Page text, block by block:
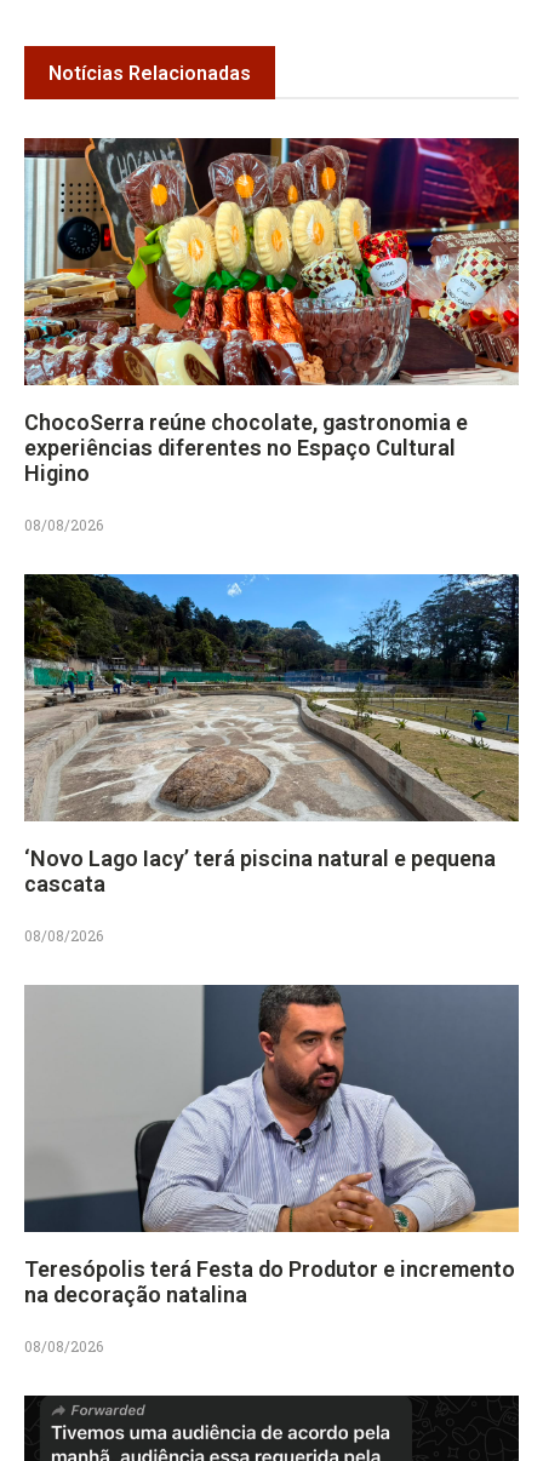
Notícias Relacionadas
ChocoSerra reúne chocolate, gastronomia e
experiências diferentes no Espaço Cultural
Higino
08/08/2026
‘Novo Lago Iacy’ terá piscina natural e pequena
cascata
08/08/2026
Teresópolis terá Festa do Produtor e incremento
na decoração natalina
08/08/2026